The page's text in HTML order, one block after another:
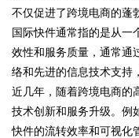
uz
不仅促进了跨境电商的蓬
国际快件通常指的是从一
效性和服务质量，通常通
络和先进的信息技术支持
近几年，随着跨境电商的
技术创新和服务升级。例
快件的流转效率和可视化